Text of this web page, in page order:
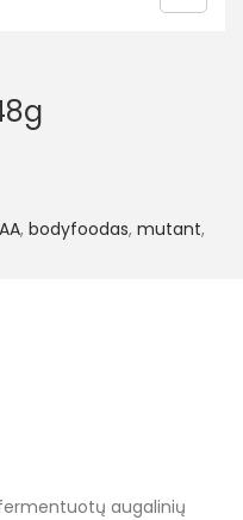
, bodyfoodas, mutant,
augalinių